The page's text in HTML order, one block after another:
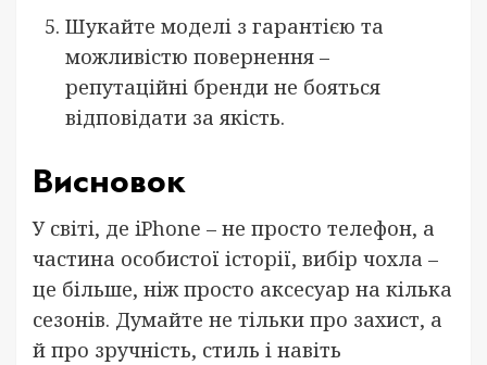
Шукайте моделі з гарантією та
можливістю повернення –
репутаційні бренди не бояться
відповідати за якість.
Висновок
У світі, де iPhone – не просто телефон, а
частина особистої історії, вибір чохла –
це більше, ніж просто аксесуар на кілька
сезонів. Думайте не тільки про захист, а
й про зручність, стиль і навіть